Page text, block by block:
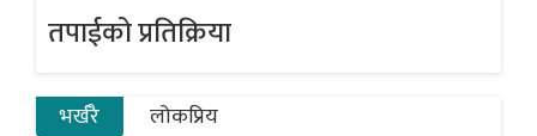
तपाईको प्रतिक्रिया
भर्खरै
लोकप्रिय